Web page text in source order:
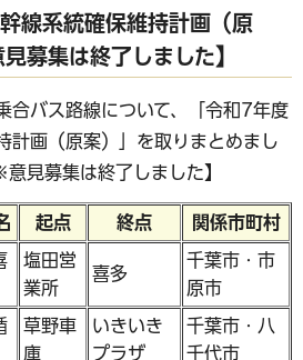
線系統確保維持計画（原
募集は終了しました】
合バス路線について、「令和7年度
計画（原案）」を取りまとめまし
見募集は終了しました】
起点 終点 関係市町村
塩田営
業所
喜多
千葉市・市
原市
草野車
庫
いきいき
プラザ
千葉市・八
千代市